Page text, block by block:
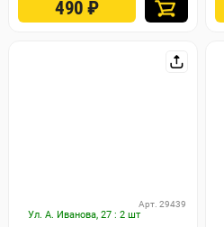
490₽
Ул. А. Иванова, 27 : 2 шт
Арт. 29439